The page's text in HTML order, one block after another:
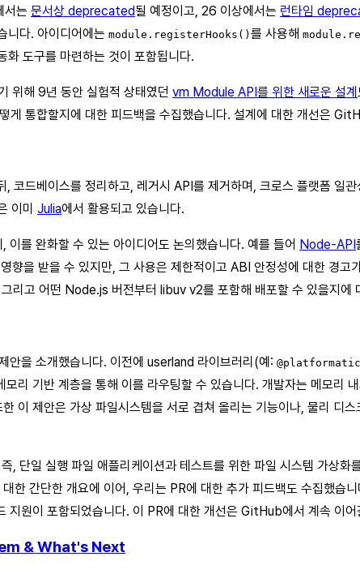
서는 문서상 deprecated될 예정이고, 26 이상에서는 런타임
니다. 아이디어에는 module.registerHooks() 를 사용해
화 도구를 마련하는 것이 포함됩니다.
위해 9년 동안 실험적 상태였던 vm Module API를 위한 새로운 설계
통합할지에 대한 피드백을 수집했습니다. 설계에 대한 개선은
코드베이스를 정리하고, 레거시 API를 제거하며, 크로스 플랫폼 일
이미 Julia에서 활용되고 있습니다.
를 완화할 수 있는 아이디어도 논의했습니다. 예를 들어 Node-API
향을 받을 수 있지만, 그 사용은 제한적이고 ABI 안정성에 대한 경고
리고 어떤 Node.js 버전부터 libuv v2를 포함해 배포할 수 있을지에
을 소개했습니다. 이전에 userland 라이브러리(예:
리 기반 계층을 통해 이를 라우팅할 수 있습니다. 개발자는 메모리
이 제안은 가상 파일시스템을 서로 겹쳐 올리는 기능이나, 물리 디
, 단일 실행 파일 애플리케이션과 테스트를 위한 파일 시스템 가
대한 간단한 개요에 이어, 우리는 PR에 대한 추가 피드백도 수집
지원이 포함되었습니다. 이 PR에 대한 개선은 GitHub에서 계속 이어
& What's Next